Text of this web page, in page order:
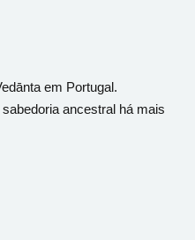
em Portugal.
ancestral há mais